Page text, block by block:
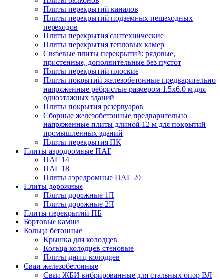
Плиты перекрытий каналов
Плиты перекрытий подземных пешеходных
переходов
Плиты перекрытия сантехнические
Плиты перекрытия тепловых камер
Связевые плиты перекрытий: рядовые,
пристенные, дополнительные без пустот
Плиты перекрытий плоские
Плиты покрытий железобетонные предварительно
напряженные ребристые размером 1.5х6.0 м для
одноэтажных зданий
Плиты покрытия резервуаров
Сборные железобетонные предварительно
напряженные плиты длиной 12 м для покрытий
промышленных зданий
Плиты перекрытия ПК
Плиты аэродромные ПАГ
ПАГ 14
ПАГ 18
Плиты аэродромные ПАГ 20
Плиты дорожные
Плиты дорожные 1П
Плиты дорожные 2П
Плиты перекрытий ПБ
Бортовые камни
Кольца бетонные
Крышка для колодцев
Кольца колодцев стеновые
Плиты днищ колодцев
Сваи железобетонные
Сваи ЖБИ вибрированные для стальных опор ВЛ